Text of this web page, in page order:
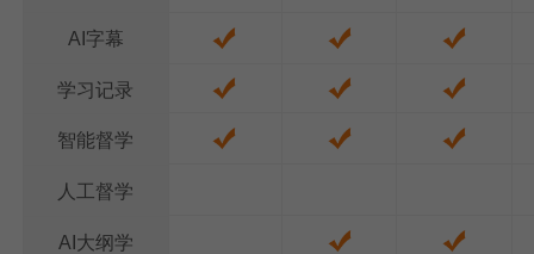
AI字幕
学习记录
智能督学
人工督学
AI大纲学